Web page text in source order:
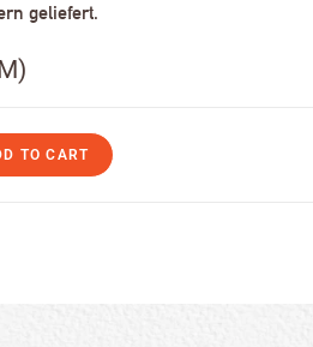
geliefert.
TO CART